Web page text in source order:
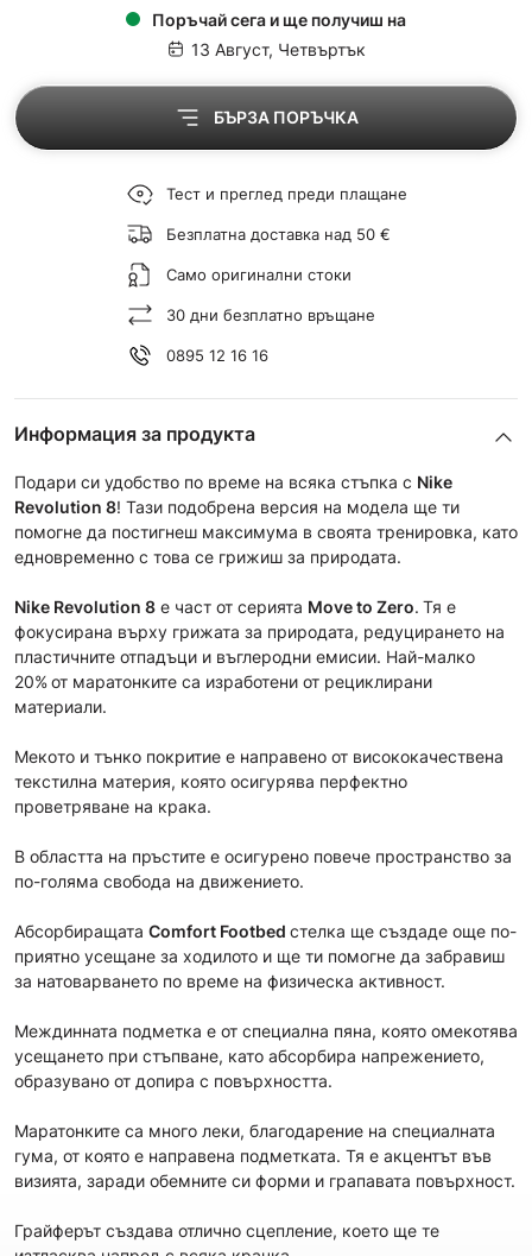
Поръчай сега и ще получиш на
13 Август, Четвъртък
БЪРЗА ПОРЪЧКА
Тест и преглед преди плащане
Безплатна доставка над 50 €
Само оригинални стоки
30 дни безплатно връщане
0895 12 16 16
Информация за продукта
Подари си удобство по време на всяка стъпка с Nike
Revolution 8! Тази подобрена версия на модела ще ти
помогне да постигнеш максимума в своята тренировка, като
едновременно с това се грижиш за природата.
Nike Revolution 8 е част от сериятa Move to Zero. Тя е
фокусирана върху грижата за природата, редуцирането на
пластичните отпадъци и въглеродни емисии. Най-малко
20%от маратонките са изработени от рециклирани
материали.
Мекoто и тънко покритие е направено от висококачествена
текстилна материя, която осигурява перфектно
проветряване на крака.
В областта на пръстите е осигурено повече пространство за
по-голяма свобода на движението.
Абсорбиращата Comfort Footbed стелка ще създаде още по-
приятно усещане за ходилото и ще ти помогне да забравиш
за натоварването по време на физическа активност.
Междинната подметка е от специална пяна, която омекотява
усещането при стъпване, като абсорбира напрежението,
образувано от допира с повърхността.
Маратонките са много леки, благодарение на специалната
гума, от която е направена подметката. Тя е акцентът във
визията, заради обемните си форми и грапавата повърхност.
Грайферът създава отлично сцепление, което ще те